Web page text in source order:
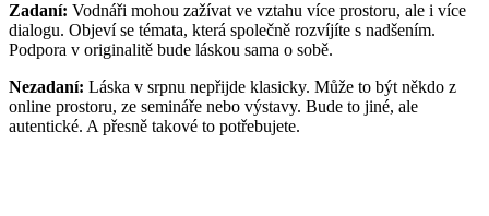
Zadaní: Vodnáři mohou zažívat ve vztahu více prostoru, ale i více
dialogu. Objeví se témata, která společně rozvíjíte s nadšením.
Podpora v originalitě bude láskou sama o sobě.
Nezadaní: Láska v srpnu nepřijde klasicky. Může to být někdo z
online prostoru, ze semináře nebo výstavy. Bude to jiné, ale
autentické. A přesně takové to potřebujete.